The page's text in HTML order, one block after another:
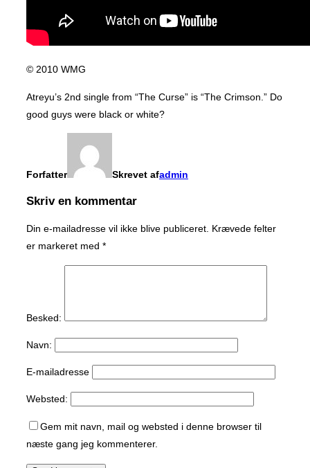
© 2010 WMG
Atreyu’s 2nd single from “The Curse” is “The Crimson.” Do
good guys were black or white?
Forfatter Skrevet afadmin
Skriv en kommentar
Din e-mailadresse vil ikke blive publiceret. Krævede felter
er markeret med *
Besked:
Navn:
E-mailadresse
Websted:
Gem mit navn, mail og websted i denne browser til
næste gang jeg kommenterer.